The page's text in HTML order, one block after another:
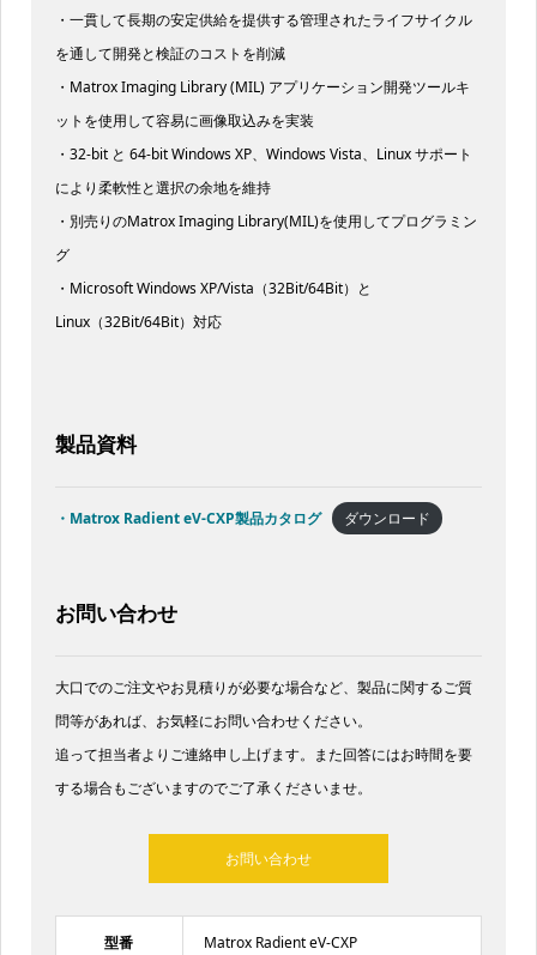
・一貫して長期の安定供給を提供する管理されたライフサイクル
を通して開発と検証のコストを削減
・Matrox Imaging Library (MIL) アプリケーション開発ツールキ
ットを使用して容易に画像取込みを実装
・32-bit と 64-bit Windows XP、Windows Vista、Linux サポート
により柔軟性と選択の余地を維持
・別売りのMatrox Imaging Library(MIL)を使用してプログラミン
グ
・Microsoft Windows XP/Vista（32Bit/64Bit）と
Linux（32Bit/64Bit）対応
製品資料
・Matrox Radient eV-CXP製品カタログ ダウンロード
お問い合わせ
大口でのご注文やお見積りが必要な場合など、製品に関するご質
問等があれば、お気軽にお問い合わせください。
追って担当者よりご連絡申し上げます。また回答にはお時間を要
する場合もございますのでご了承くださいませ。​
お問い合わせ
型番 Matrox Radient eV-CXP